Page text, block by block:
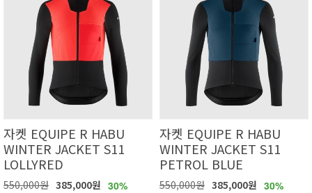
자켓 EQUIPE R HABU
WINTER JACKET S11
LOLLYRED
550,000원 385,000원 30%
자켓 EQUIPE R HABU
WINTER JACKET S11
PETROL BLUE
550,000원 385,000원 30%